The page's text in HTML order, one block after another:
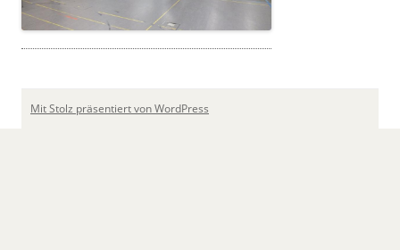
Mit Stolz präsentiert von WordPress